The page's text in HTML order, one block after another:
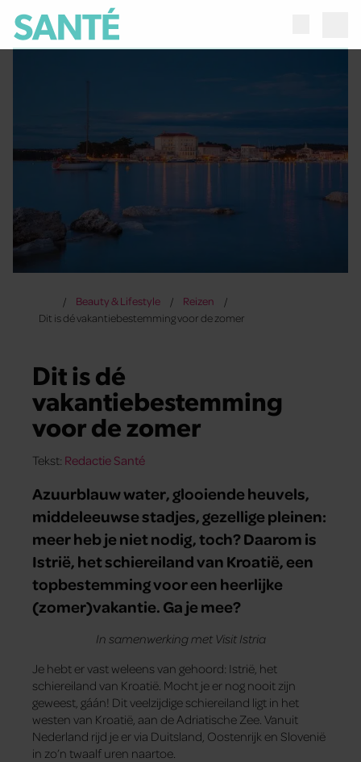
Beauty & Lifestyle
Reizen
Dit is dé vakantiebestemming voor de zomer
Dit is dé
vakantiebestemming
voor de zomer
Tekst: Redactie Santé
Azuurblauw water, glooiende heuvels,
middeleeuwse stadjes, gezellige pleinen:
meer heb je niet nodig, toch? Daarom is
Istrië, het schiereiland van Kroatië, een
topbestemming voor een heerlijke
(zomer)vakantie. Ga je mee?
In samenwerking met Visit Istria
Je hebt er vast weleens van gehoord: Istrië, het
schiereiland van Kroatië. Mocht je er nog nooit zijn
geweest, gáán! Dit veelzijdige schiereiland ligt in het
westen van Kroatië, aan de Adriatische Zee. Vanuit
Nederland rijd je er via Duitsland, Oostenrijk en Slovenië
in zo’n twaalf uren naartoe.